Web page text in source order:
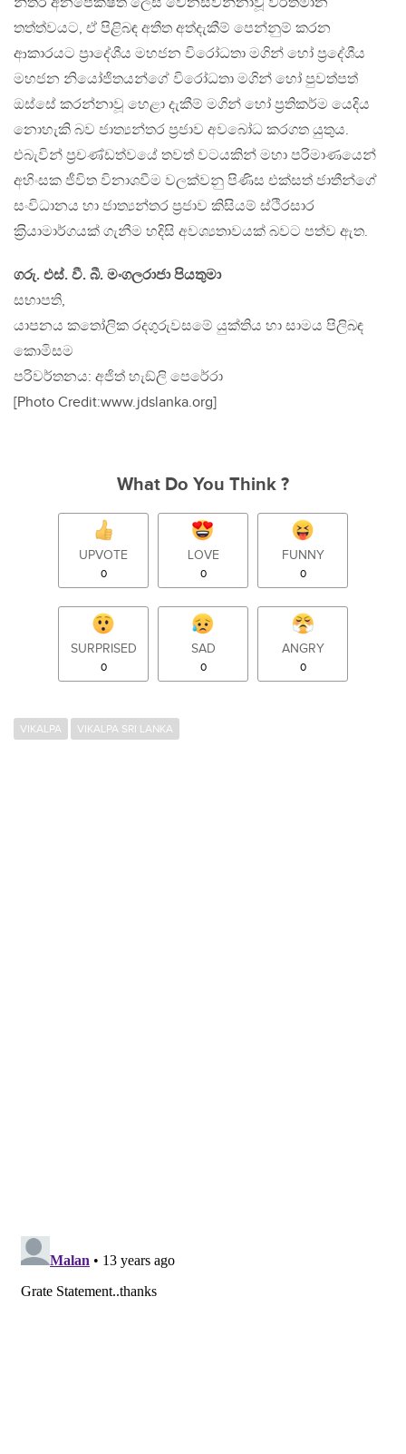
තත්ත්වයට, ඒ පිළිබඳ අතීත අත්දැකීම් පෙන්නුම් කරන
ආකාරයට ප‍්‍රාදේශීය මහජන විරෝධතා මගින් හෝ ප‍්‍රදේශීය
මහජන නියෝජිතයන්ගේ විරෝධතා මගින් හෝ පුවත්පත්
ඔස්සේ කරන්නාවූ හෙළා දැකීම් මගින් හෝ ප‍්‍රතිකර්ම යෙදිය
නොහැකි බව ජාත්‍යන්තර ප‍්‍රජාව අවබෝධ කරගත යුතුය.
එබැවින් ප‍්‍රචණ්ඩත්වයේ තවත් වටයකින් මහා පරිමාණයෙන්
අහිංසක ජීවිත විනාශවීම වලක්වනු පිණිස එක්සත් ජාතීන්ගේ
සංවිධානය හා ජාත්‍යන්තර ප‍්‍රජාව කිසියම් ස්ථිරසාර
ක‍්‍රියාමාර්ගයක් ගැනීම හදිසි අවශ්‍යතාවයක් බවට පත්ව ඇත.
ගරු. එස්. වී. බී. මංගලරාජා පියතුමා
සභාපති,
යාපනය කතෝලික රදගුරුවසමේ යුක්තිය හා සාමය පිලිබඳ
කොමිසම
පරිවර්තනය: අජිත් හැඞ්ලි පෙරේරා
[Photo Credit:www.jdslanka.org]
What Do You Think ?
UPVOTE
0
LOVE
0
FUNNY
0
SURPRISED
0
SAD
0
ANGRY
0
VIKALPA VIKALPA SRI LANKA